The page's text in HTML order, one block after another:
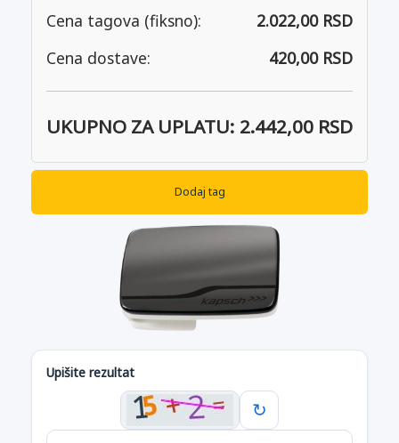
Cena tagova (fiksno):
2.022,00 RSD
Cena dostave:
420,00 RSD
UKUPNO ZA UPLATU: 2.442,00 RSD
Dodaj tag
Upišite rezultat
↻